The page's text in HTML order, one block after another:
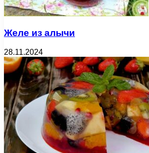
Желе из алычи
28.11.2024